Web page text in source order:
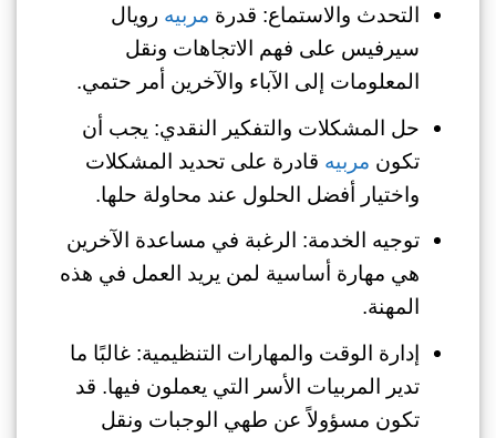
التحدث والاستماع: قدرة مربيه رويال
سيرفيس على فهم الاتجاهات ونقل
المعلومات إلى الآباء والآخرين أمر حتمي.
حل المشكلات والتفكير النقدي: يجب أن
تكون مربيه قادرة على تحديد المشكلات
واختيار أفضل الحلول عند محاولة حلها.
توجيه الخدمة: الرغبة في مساعدة الآخرين
هي مهارة أساسية لمن يريد العمل في هذه
المهنة.
إدارة الوقت والمهارات التنظيمية: غالبًا ما
تدير المربيات الأسر التي يعملون فيها. قد
تكون مسؤولاً عن طهي الوجبات ونقل